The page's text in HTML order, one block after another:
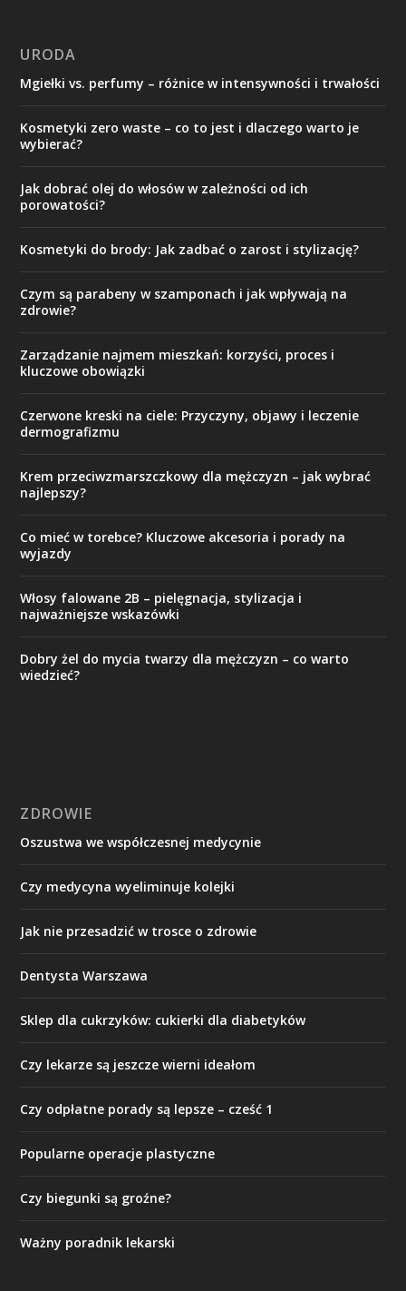
URODA
Mgiełki vs. perfumy – różnice w intensywności i trwałości
Kosmetyki zero waste – co to jest i dlaczego warto je
wybierać?
Jak dobrać olej do włosów w zależności od ich
porowatości?
Kosmetyki do brody: Jak zadbać o zarost i stylizację?
Czym są parabeny w szamponach i jak wpływają na
zdrowie?
Zarządzanie najmem mieszkań: korzyści, proces i
kluczowe obowiązki
Czerwone kreski na ciele: Przyczyny, objawy i leczenie
dermografizmu
Krem przeciwzmarszczkowy dla mężczyzn – jak wybrać
najlepszy?
Co mieć w torebce? Kluczowe akcesoria i porady na
wyjazdy
Włosy falowane 2B – pielęgnacja, stylizacja i
najważniejsze wskazówki
Dobry żel do mycia twarzy dla mężczyzn – co warto
wiedzieć?
ZDROWIE
Oszustwa we współczesnej medycynie
Czy medycyna wyeliminuje kolejki
Jak nie przesadzić w trosce o zdrowie
Dentysta Warszawa
Sklep dla cukrzyków: cukierki dla diabetyków
Czy lekarze są jeszcze wierni ideałom
Czy odpłatne porady są lepsze – cześć 1
Popularne operacje plastyczne
Czy biegunki są groźne?
Ważny poradnik lekarski